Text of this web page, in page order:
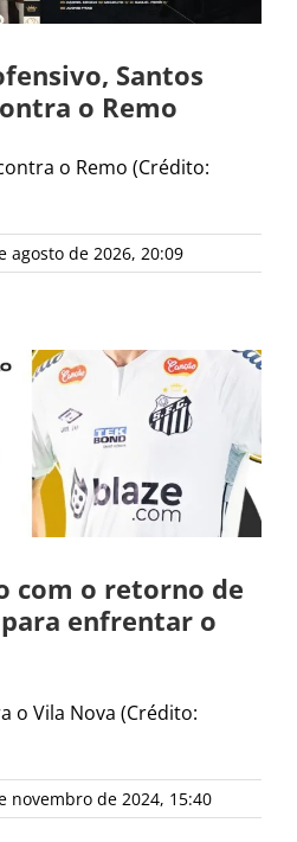
Santos
o Remo
o Remo (Crédito:
agosto de 2026, 20:09
com o retorno de
enfrentar o
o Vila Nova (Crédito:
novembro de 2024, 15:40